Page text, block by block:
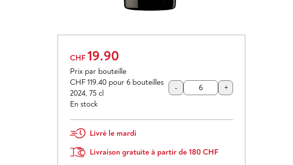
CHF 19.90
Prix par bouteille
CHF 119.40 pour 6 bouteilles
2024,75 cl
En stock
- +
Livré le mardi
Livraison gratuite à partir de 180 CHF